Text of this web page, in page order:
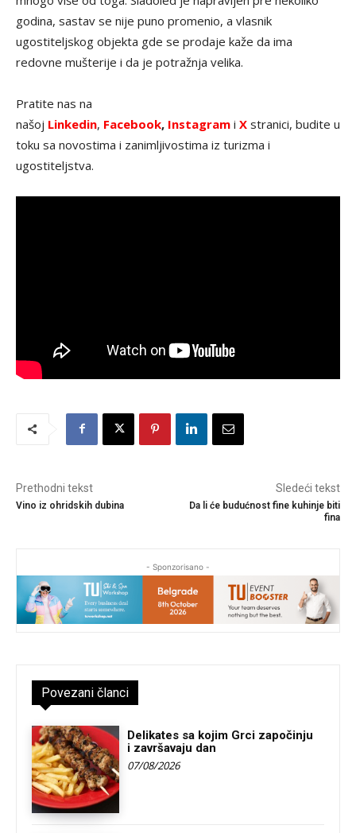
godina, sastav se nije puno promenio, a vlasnik
ugostiteljskog objekta gde se prodaje kaže da ima
redovne mušterije i da je potražnja velika.
Pratite nas na
našoj Linkedin, Facebook, Instagram i X stranici, budite u
toku sa novostima i zanimljivostima iz turizma i
ugostiteljstva.
Prethodni tekst
Vino iz ohridskih dubina
Sledeći tekst
Da li će budućnost fine kuhinje biti
fina
- Sponzorisano -
Povezani članci
Delikates sa kojim Grci započinju
i završavaju dan
07/08/2026